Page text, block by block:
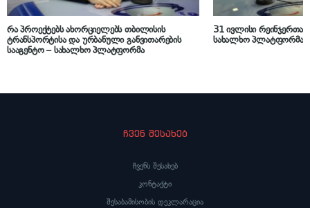
რა პროექტებს ახორციელებს თბილისის
ტრანსპორტისა და ურბანული განვითარების
სააგენტო – სახალხო პლატფორმა
31 ივლისი
სახალხო პლატფორმა
ჩვენ შესახებ
ჩვენს შესახებ
კონტაქტი
შესაბამისობის დეკლარაცია